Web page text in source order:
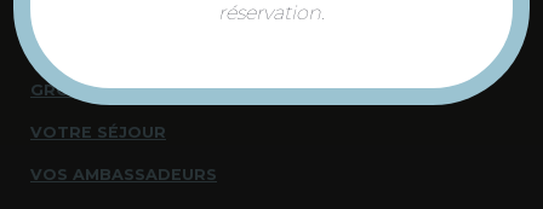
INCONTOURNABLES
GROUPES
VOTRE SÉJOUR
VOS AMBASSADEURS
réservation.